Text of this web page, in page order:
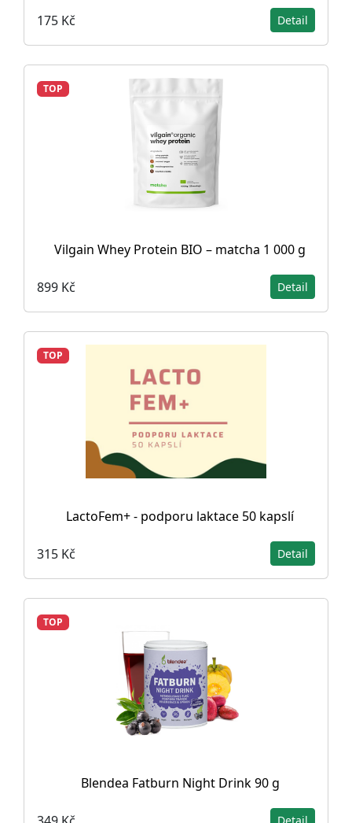
175 Kč Detail
TOP
Vilgain Whey Protein BIO – matcha 1 000 g
899 Kč Detail
TOP
LactoFem+ - podporu laktace 50 kapslí
315 Kč Detail
TOP
Blendea Fatburn Night Drink 90 g